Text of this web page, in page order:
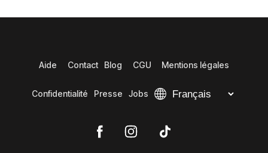
Aide Contact Blog CGU Mentions légales
Confidentialité Presse Jobs